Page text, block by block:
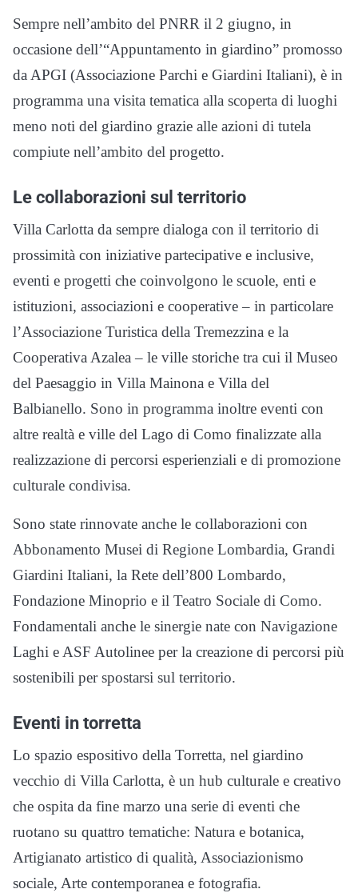
Sempre nell’ambito del PNRR il 2 giugno, in
occasione dell’“Appuntamento in giardino” promosso
da APGI (Associazione Parchi e Giardini Italiani), è in
programma una visita tematica alla scoperta di luoghi
meno noti del giardino grazie alle azioni di tutela
compiute nell’ambito del progetto.
Le collaborazioni sul territorio
Villa Carlotta da sempre dialoga con il territorio di
prossimità con iniziative partecipative e inclusive,
eventi e progetti che coinvolgono le scuole, enti e
istituzioni, associazioni e cooperative – in particolare
l’Associazione Turistica della Tremezzina e la
Cooperativa Azalea – le ville storiche tra cui il Museo
del Paesaggio in Villa Mainona e Villa del
Balbianello. Sono in programma inoltre eventi con
altre realtà e ville del Lago di Como finalizzate alla
realizzazione di percorsi esperienziali e di promozione
culturale condivisa.
Sono state rinnovate anche le collaborazioni con
Abbonamento Musei di Regione Lombardia, Grandi
Giardini Italiani, la Rete dell’800 Lombardo,
Fondazione Minoprio e il Teatro Sociale di Como.
Fondamentali anche le sinergie nate con Navigazione
Laghi e ASF Autolinee per la creazione di percorsi più
sostenibili per spostarsi sul territorio.
Eventi in torretta
Lo spazio espositivo della Torretta, nel giardino
vecchio di Villa Carlotta, è un hub culturale e creativo
che ospita da fine marzo una serie di eventi che
ruotano su quattro tematiche: Natura e botanica,
Artigianato artistico di qualità, Associazionismo
sociale, Arte contemporanea e fotografia.